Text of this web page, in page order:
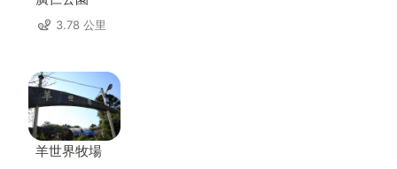
3.78 公里
羊世界牧場